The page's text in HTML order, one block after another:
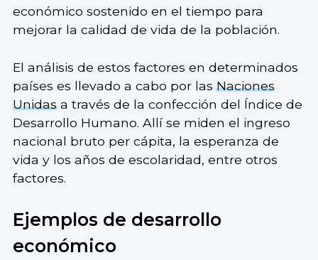
económico sostenido en el tiempo para
mejorar la calidad de vida de la población.
El análisis de estos factores en determinados
países es llevado a cabo por lasNaciones
Unidasa través de la confección del Índice de
Desarrollo Humano. Allí se miden el ingreso
nacional bruto per cápita, la esperanza de
vida y los años de escolaridad, entre otros
factores.
Ejemplos de desarrollo
económico